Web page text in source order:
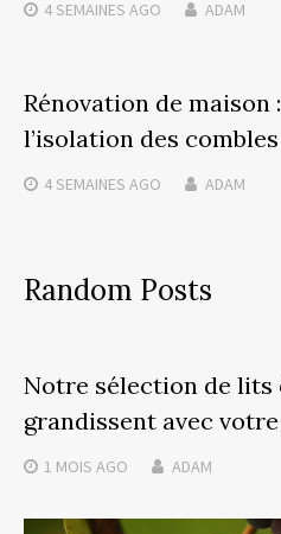
4 SEMAINES AGO ADAM
Rénovation de maison
l’isolation des combles
4 SEMAINES AGO ADAM
Random Posts
Notre sélection de lits
grandissent avec
1 MOIS AGO ADAM